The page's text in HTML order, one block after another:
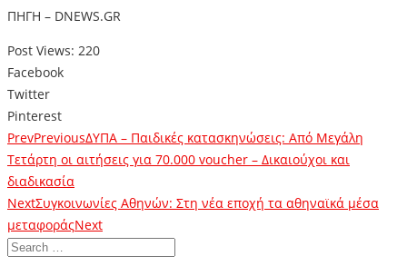
ΠΗΓΗ – DNEWS.GR
Post Views: 220
Facebook
Twitter
Pinterest
PrevPreviousΔΥΠΑ – Παιδικές κατασκηνώσεις: Από Μεγάλη
Τετάρτη οι αιτήσεις για 70.000 voucher – Δικαιούχοι και
διαδικασία
NextΣυγκοινωνίες Αθηνών: Στη νέα εποχή τα αθηναϊκά μέσα
μεταφοράςNext